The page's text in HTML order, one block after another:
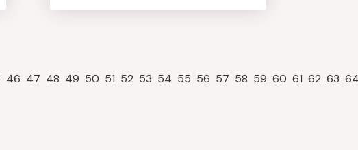
46 47 48 49 50 51 52 53 54 55 56 57 58 59 60 61 62 63